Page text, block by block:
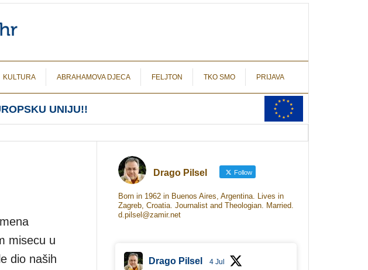
KULTURA ABRAHAMOVA DJECA FELJTON TKO SMO PRIJAVA
UNIJU!!
misecu u
dio naših
Drago Pilsel Follow
Born in 1962 in Buenos Aires, Argentina. Lives in
Zagreb, Croatia. Journalist and Theologian. Married.
d.pilsel@zamir.net
Drago Pilsel 4 Jul